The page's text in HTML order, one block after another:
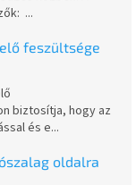
...
feszültsége
biztosítja, hogy az
és e...
oldalra